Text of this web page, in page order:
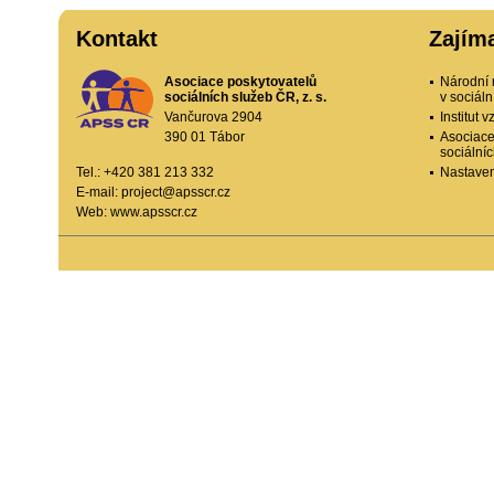
Kontakt
Asociace poskytovatelů
sociálních služeb ČR, z. s.
Vančurova 2904
390 01 Tábor
Tel.: +420 381 213 332
E-mail: project@apsscr.cz
Web: www.apsscr.cz
Národní
v
Institut